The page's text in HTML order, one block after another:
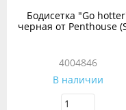
Бодисетка "Go
черная от Penthouse
4004846
В наличии